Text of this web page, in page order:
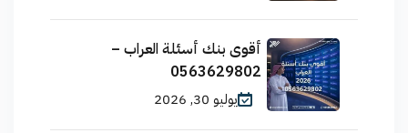
أقوى بنك أسئلة العراب –
0563629802
يوليو 30, 2026